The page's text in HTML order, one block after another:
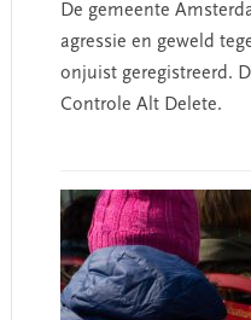
De gemeente
agressie en geweld
onjuist geregistreerd.
Controle Alt Delete.